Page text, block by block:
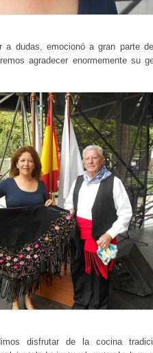
a dudas, emocionó a gran parte
agradecer enormemente su
disfrutar de la cocina